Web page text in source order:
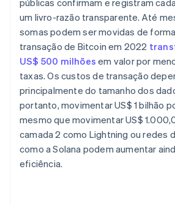
públicas confirmam e registram
um livro-razão transparente. Até
somas podem ser movidas de
transação de Bitcoin em 2022
US$ 500 milhões em valor por
taxas. Os custos de transação
principalmente do tamanho dos
portanto, movimentar US$ 1 bilhão
mesmo que movimentar US$
camada 2 como Lightning ou redes
como a Solana podem aumentar
eficiência.